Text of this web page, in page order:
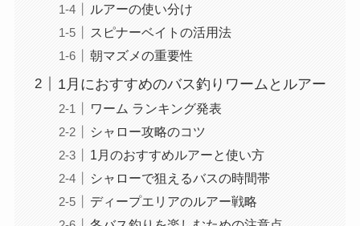
ルアーの使い分け
スピナーベイトの活用法
朝マズメの重要性
1月におすすめのバス釣りワームとルアー
ワーム ランキング発表
シャロー攻略のコツ
1月のおすすめルアーと使い方
シャローで狙えるバスの時間帯
ディープエリアのルアー戦略